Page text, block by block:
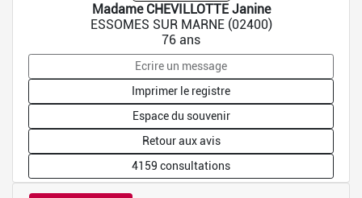
Madame CHEVILLOTTE Janine
ESSOMES SUR MARNE (02400)
76 ans
Ecrire un message
Imprimer le registre
Espace du souvenir
Retour aux avis
4159 consultations